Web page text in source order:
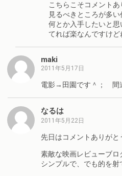
こちらこそコメント
見るべきところが多
何とか入手したいと
てれば楽なんですけど
maki
2011年5月17日
電影→田園です＾； 間
なるは
2011年5月22日
先日はコメントありがと
素敵な映画レビューブロ
シンプルで、でも的を射